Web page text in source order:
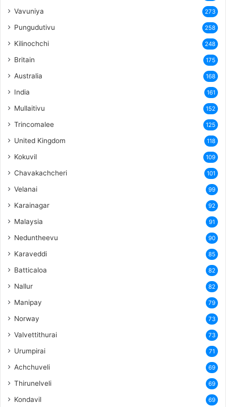
Vavuniya 273
Pungudutivu 258
Kilinochchi 248
Britain 175
Australia 168
India 161
Mullaitivu 152
Trincomalee 125
United Kingdom 118
Kokuvil 109
Chavakachcheri 101
Velanai 99
Karainagar 92
Malaysia 91
Neduntheevu 90
Karaveddi 85
Batticaloa 82
Nallur 82
Manipay 79
Norway 73
Valvettithurai 73
Urumpirai 71
Achchuveli 69
Thirunelveli 69
Kondavil 69